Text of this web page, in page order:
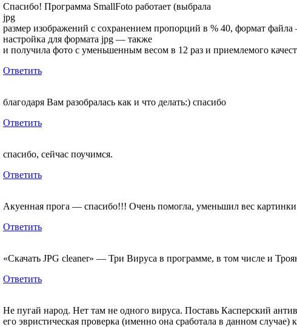
Спасибо! Программа SmallFoto работает (выбрала
jpg
размер изображений с сохранением пропорций в % 40, формат
настройка для формата jpg — также
и получила фото с уменьшенным весом в 12 раз и приемлемого
Ответить
благодаря Вам разобралась как и что делать:) спасибо
Ответить
спасибо, сейчас поучимся.
Ответить
Акуенная прога — спасибо!!! Очень помогла, уменьшил вес картинки
Ответить
«Скачать JPG cleaner» — Три Вируса в программе, в том числе и
Ответить
Не пугай народ. Нет там не одного вируса. Поставь Касперский
его эвристическая проверка (именно она сработала в данном случае)